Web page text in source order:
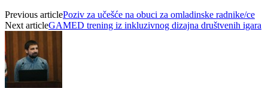
Previous articlePoziv za učešće na obuci za omladinske radnike/ce
Next articleGAMED trening iz inkluzivnog dizajna društvenih igara